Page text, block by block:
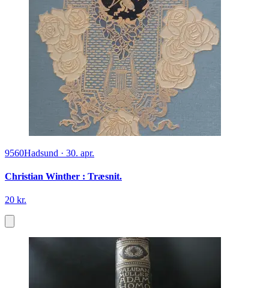
9560Hadsund · 30. apr.
Christian Winther : Træsnit.
20 kr.